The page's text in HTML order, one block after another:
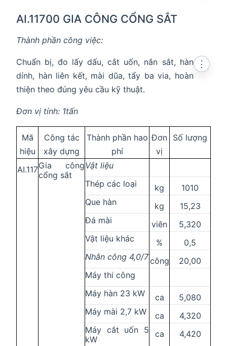
AI.11700 GIA CÔNG CỔNG SẮT
Thành phần công việc:
Chuẩn bị, đo lấy dấu, cắt uốn, nắn sắt, hàn
dính, hàn liên kết, mài dũa, tẩy ba via, hoàn
thiện theo đúng yêu cầu kỹ thuật.
⋮
Đơn vị tính: 1tấn
Mã
hiệu
Công tác
xây dựng
Thành phần hao
phí
Đơn
vị
Số lượng
AI.117Gia công
cổng sắt
Vật liệu
Thép các loại
kg
1010
Que hàn
kg
15,23
Đá mài
viên
5,320
Vật liệu khác
%
0,5
Nhân công 4,0/7công
20,00
Máy thi công
Máy hàn 23 kW
ca
5,080
Máy mài 2,7 kW
ca
4,320
Máy cắt uốn 5
kW
ca
4,420